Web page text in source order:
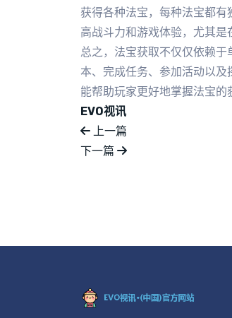
获得各种法宝，每种法宝都
高战斗力和游戏体验，尤其是
总之，法宝获取不仅仅依赖
本、完成任务、参加活动以
能帮助玩家更好地掌握法宝的
EVO视讯
上一篇
下一篇